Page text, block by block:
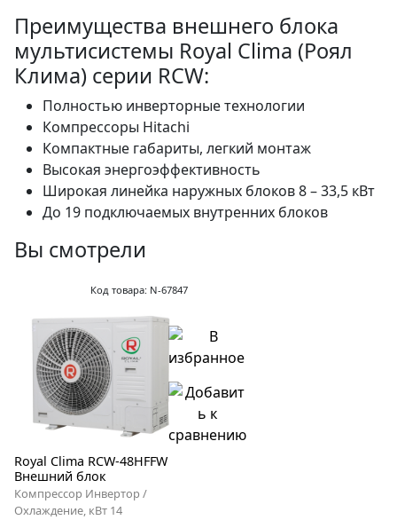
Преимущества внешнего блока
мультисистемы Royal Clima (Роял
Клима) серии RCW:
Полностью инверторные технологии
Компрессоры Hitachi
Компактные габариты, легкий монтаж
Высокая энергоэффективность
Широкая линейка наружных блоков 8 – 33,5 кВт
До 19 подключаемых внутренних блоков
Вы смотрели
Код товара: N-67847
Royal Clima RCW-48HFFW
Внешний блок
Компрессор Инвертор /
Охлаждение, кВт 14